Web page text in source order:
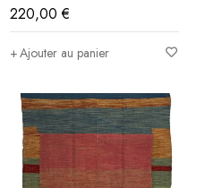
220,00€
Ajouter au panier